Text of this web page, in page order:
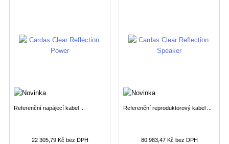
Referenční napájecí kabel ...
22 305,79 Kč bez DPH
Referenční reproduktorový kabel ...
80 983,47 Kč bez DPH